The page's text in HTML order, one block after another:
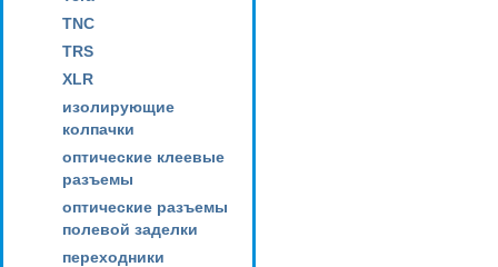
TNC
TRS
XLR
изолирующие
колпачки
оптические клеевые
разъемы
оптические разъемы
полевой заделки
переходники